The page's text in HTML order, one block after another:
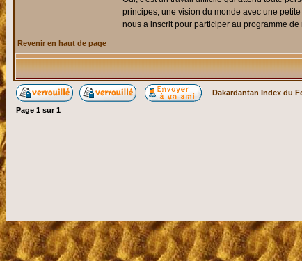
principes, une vision du monde avec une
nous a inscrit pour participer au programme de
Revenir en haut de page
Dakardantan Index du
Page 1 sur1